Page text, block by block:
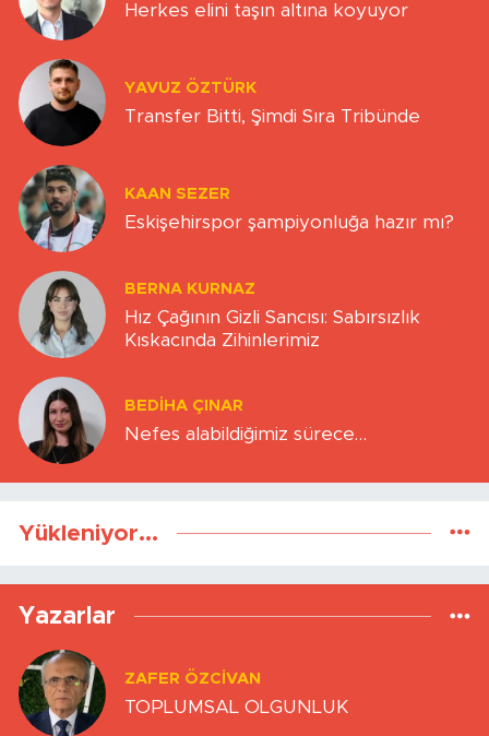
Herkes elini taşın altına koyuyor
YAVUZ ÖZTÜRK
Transfer Bitti, Şimdi Sıra Tribünde
KAAN SEZER
Eskişehirspor şampiyonluğa hazır mı?
BERNA KURNAZ
Hız Çağının Gizli Sancısı: Sabırsızlık
Kıskacında Zihinlerimiz
BEDIHA ÇINAR
Nefes alabildiğimiz sürece…
Yükleniyor...
Yazarlar
ZAFER ÖZCIVAN
TOPLUMSAL OLGUNLUK